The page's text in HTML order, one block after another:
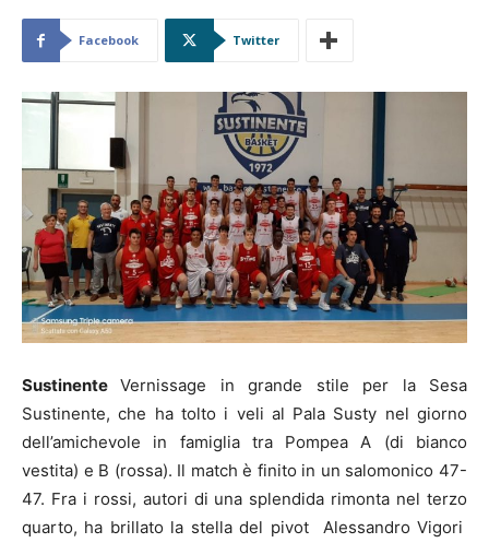
Facebook Twitter
SustinenteVernissage in grande stile per la Sesa
Sustinente, che ha tolto i veli al Pala Susty nel giorno
dell’amichevole in famiglia tra Pompea A (di bianco
vestita) e B (rossa). Il match è finito in un salomonico 47-
47. Fra i rossi, autori di una splendida rimonta nel terzo
quarto, ha brillato la stella del pivot Alessandro Vigori